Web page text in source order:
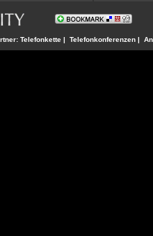
Telefonkette | Telefonkonferenzen |